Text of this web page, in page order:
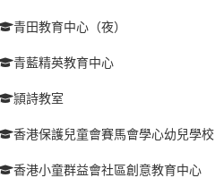
青田教育中心（夜）
青藍精英教育中心
頴詩教室
香港保護兒童會賽馬會學心幼兒學校
香港小童群益會社區創意教育中心